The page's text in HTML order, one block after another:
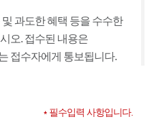
과도한 혜택 등을 수수한
오. 접수된 내용은
접수자에게 통보됩니다.
필수입력 사항입니다.